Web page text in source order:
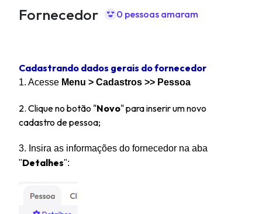
Fornecedor 0 pessoas amaram
Cadastrando dados gerais do fornecedor
1. Acesse Menu > Cadastros >> Pessoa
2. Clique no botão "Novo" para inserir um novo
cadastro de pessoa;
3. Insira as informações do fornecedor na aba
"Detalhes":